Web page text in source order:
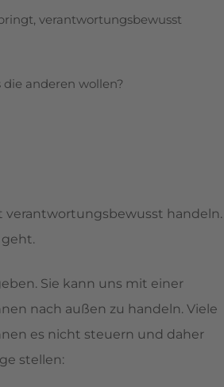
verantwortungsbewusst
die anderen wollen?
verantwortungsbewusst handeln.
Sie kann uns mit einer
nach außen zu handeln. Viele
es nicht steuern und daher
stellen: